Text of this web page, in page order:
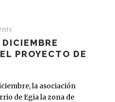
PROYECTO DE
la asociación
de Egia la zona de